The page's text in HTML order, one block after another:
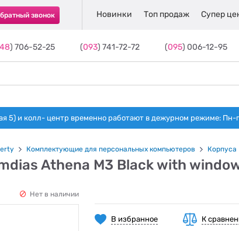
звонок Новинки Топ продаж Супер
) 706-52-25 (093) 741-72-72 (095) 006-12-95
5) и колл- центр временно работают в дежурном режиме: Пн-
Комплектующие для персональных компьютеров Корпуса
Athena M3 Black with
Нет в наличии
В избранное К